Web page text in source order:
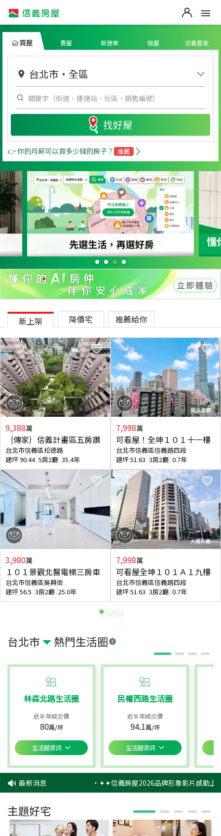
買屋 賣屋 新建案 租屋 信義居家
台北市 ・ 全區
找好屋
👉 你的月薪可以買多少錢的房子？ 推薦
台北市 熱門生活圈
林森北路生活圈
近半年成交價
80萬/坪
生活圈資訊
民權西路生活圈
近半年成交價
94.1萬/坪
生活圈資訊
新上架 降價宅 推薦給你
9,388萬
｛傳家｝信義計畫區五房讚
台北市信義區松德路
建坪90.44 5房2廳 35.4年
3,980萬
１０１景觀北醫電梯三房車
台北市信義區吳興街
建坪56.5 3房2廳 25.0年
7,998萬
可看屋！全坤１０１十一樓
台北市信義區信義路四段
建坪51.63 3房2廳 0.7年
7,998萬
可看屋全坤１０１Ａ１九樓
台北市信義區信義路四段
建坪51.63 3房2廳 0.7年
最新消息 ‧✦✦信義房屋2026品牌形象影片感動上
主題好宅